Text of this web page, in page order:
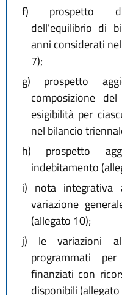
f) prospetto
dell’equilibrio di
anni considerati
7);
g) prospetto
composizione
esigibilità per
nel bilancio
h) prospetto
indebitamento
i) nota integrativa
variazione
(allegato 10);
j) le variazioni
programmati
finanziati con
disponibili (allegato